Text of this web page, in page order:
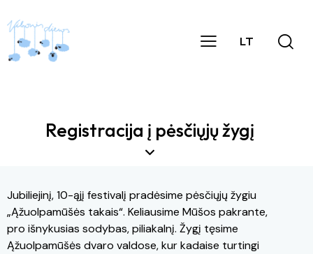
LT
Registracija į pėsčiųjų žygį
Jubiliejinį, 10-ąjį festivalį pradėsime pėsčiųjų žygiu
„Ąžuolpamūšės takais“. Keliausime Mūšos pakrante,
pro išnykusias sodybas, piliakalnį. Žygį tęsime
Ąžuolpamūšės dvaro valdose, kur kadaise turtingi